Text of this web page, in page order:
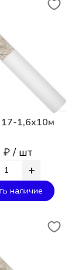
17-1,6х10м
₽ / шт
+
наличие